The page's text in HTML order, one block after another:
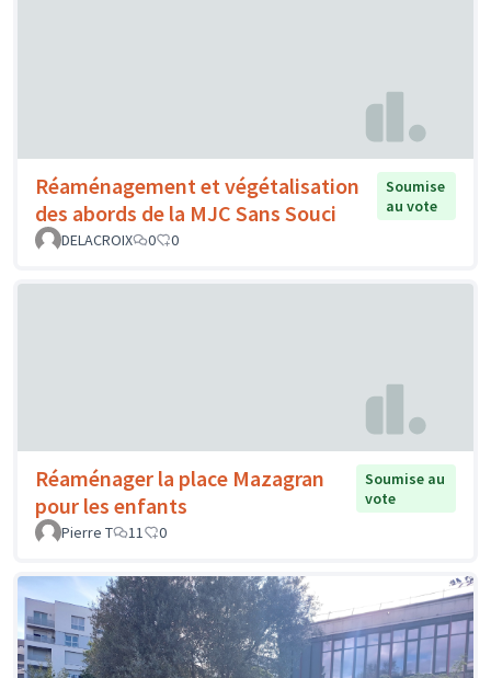
Réaménagement et végétalisation
des abords de la MJC Sans Souci
Soumise
au vote
DELACROIX
0 0
Réaménager la place Mazagran
pour les enfants
Soumise au
vote
Pierre T
11 0